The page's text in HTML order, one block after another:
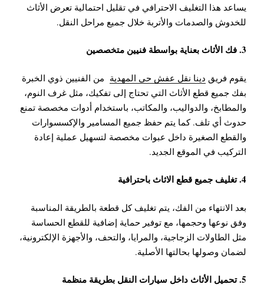
يساعد هذا التغليف الاحترافي في تقليل احتمالية تعرض الأثاث
للخدوش والصدمات والأتربة خلال جميع مراحل النقل.
3. فك الأثاث بعناية بواسطة فنيين متخصصين
يقوم فريق دينا نقل عفش حي المهدية من الفنيين ذوي الخبرة
بفك جميع قطع الأثاث التي تحتاج إلى تفكيك، مثل غرف النوم،
والمطابخ، والدواليب، والمكاتب، باستخدام أدوات مخصصة تمنع
حدوث أي تلف.كما يتم حفظ جميع المسامير والإكسسوارات
والقطع الصغيرة داخل عبوات مخصصة لتسهيل عملية إعادة
التركيب في الموقع الجديد.
4. تغليف جميع قطع الاثاث باحترافية
بعد الانتهاء من الفك، يتم تغليف كل قطعة بالطريقة المناسبة
وفق نوعها وحجمها، مع توفير حماية إضافية للقطع الحساسة
مثل الطاولات الزجاجية، والمرايا، والتحف، والأجهزة الإلكترونية،
لضمان وصولها بحالتها الأصلية.
5. تحميل الأثاث داخل سيارات النقل بطريقة منظمة